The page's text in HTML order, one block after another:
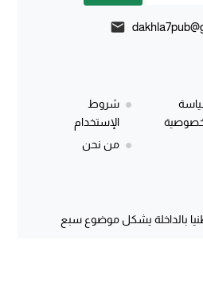
شروط
الإستخدام
من نحن
بالداخلة يشكل موضوع سبع